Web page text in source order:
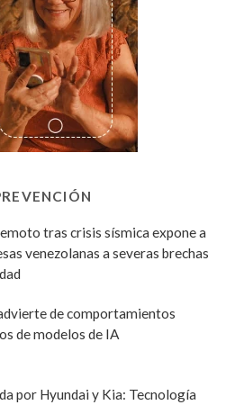
tras crisis sísmica expone a
venezolanas a severas brechas
de comportamientos
de modelos de IA
por Hyundai y Kia: Tecnología